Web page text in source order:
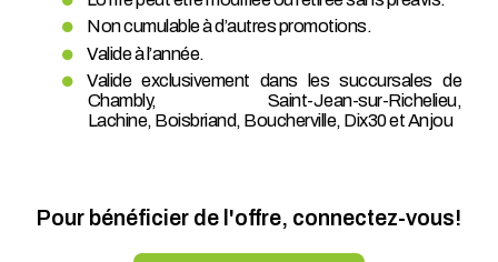
Non cumulable à d’autres promotions.
Valide à l’année.
Valide exclusivement dans les succursales de
Chambly, Saint-Jean-sur-Richelieu,
Lachine, Boisbriand, Boucherville, Dix30 et Anjou
Pour bénéficier de l'offre, connectez-vous!